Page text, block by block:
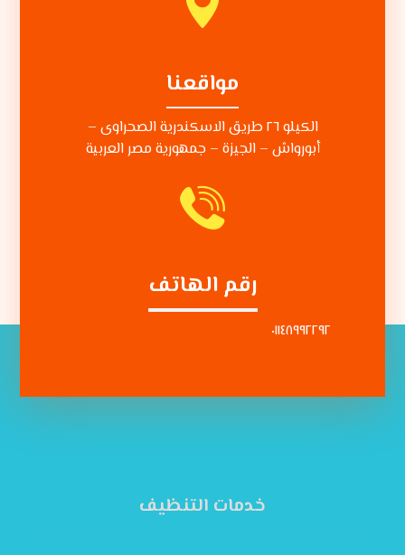
مواقعنا
الكيلو ٢٦ طريق الاسكندرية الصحراوى –
أبورواش – الجيزة – جمهورية مصر العربية
رقم الهاتف
٠١١٤٨٩٩٢٢٩٢
خدمات التنظيف